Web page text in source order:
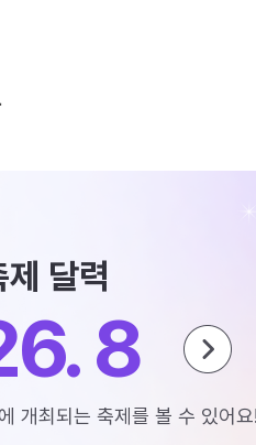
달력
8
개최되는 축제를 볼 수 있어